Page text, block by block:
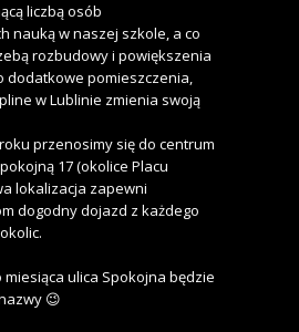
liczbą osób
nauką w naszej szkole, a co
rozbudowy i powiększenia
dodatkowe pomieszczenia,
w Lublinie zmienia swoją
przenosimy się do centrum
17 (okolice Placu
lokalizacja zapewni
dogodny dojazd z każdego
miesiąca ulica Spokojna będzie
😉